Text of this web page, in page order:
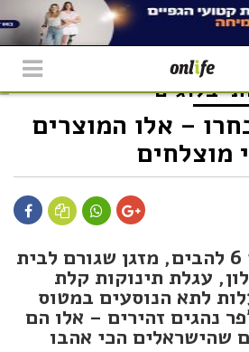
בלוגים
– אלו המוצרים
מוצלחים
סכיני גילוח בעלי 6 להבים, מזגן שגורם לבית
עגלת תינוקות קלת
לתא הנוסעים במטוס
נהגים זהירים – אלו הם
שהישראלים הכי אהבו